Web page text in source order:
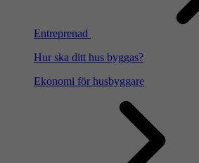
Entreprenad
Hur ska ditt hus byggas?
Ekonomi för husbyggare